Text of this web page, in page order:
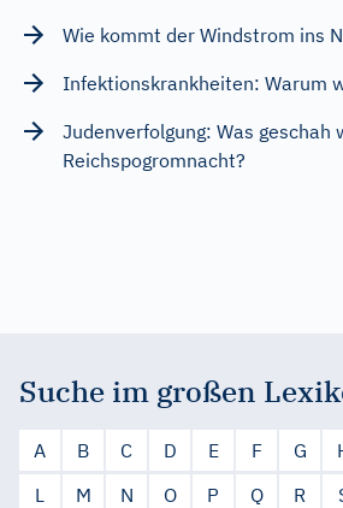
Wie kommt der Windstrom ins
Infektionskrankheiten: Warum
Judenverfolgung: Was geschah
Reichspogromnacht?
Suche im großen
A B C D E F G
L
M N O P Q R